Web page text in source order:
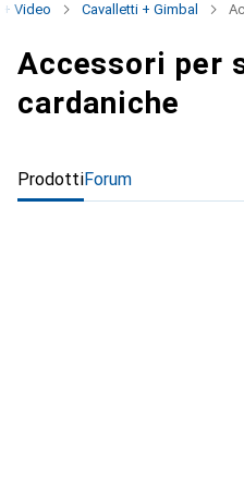
Video Cavalletti + Gimbal
Accessori per
cardaniche
ProdottiForum